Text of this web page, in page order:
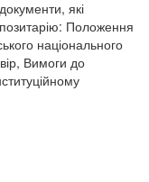
які
Положення
національного
Вимоги до